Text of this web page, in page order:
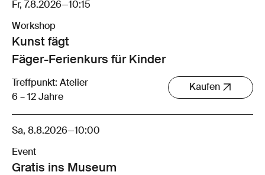
Fr, 7.8.2026—10:15
Workshop
Kunst fägt
Fäger-Ferienkurs für Kinder
Treffpunkt: Atelier
6 – 12 Jahre
Kaufen
Sa, 8.8.2026—10:00
Event
Gratis ins Museum